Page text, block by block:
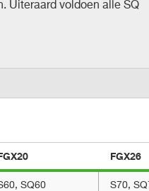
Uiteraard voldoen alle SQ
FGX26
SQ60 S70,